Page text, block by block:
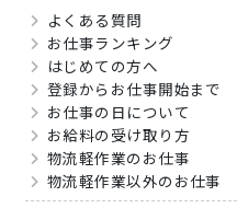
よくある質問
お仕事ランキング
はじめての方へ
登録からお仕事開始まで
お仕事の日について
お給料の受け取り方
物流軽作業のお仕事
物流軽作業以外のお仕事